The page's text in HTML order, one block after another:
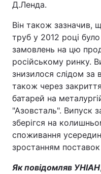
Д.Ленда.
Він також зазначив,
труб у 2012 році
замовлень на цю
російському ринку.
знизилося слідом за
також через
батарей на
"Азовсталь". Випуск
зберігся на
споживання
зростанням
Як повідомляв УНІАН